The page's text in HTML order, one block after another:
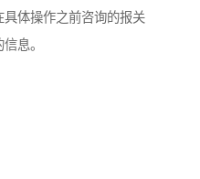
体操作之前咨询的报关
息。